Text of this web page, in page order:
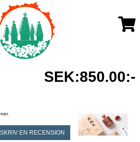
SEK:850.00:-
SKRIV EN RECENSION